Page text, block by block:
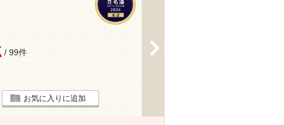
/ 99件
お気に入りに追加